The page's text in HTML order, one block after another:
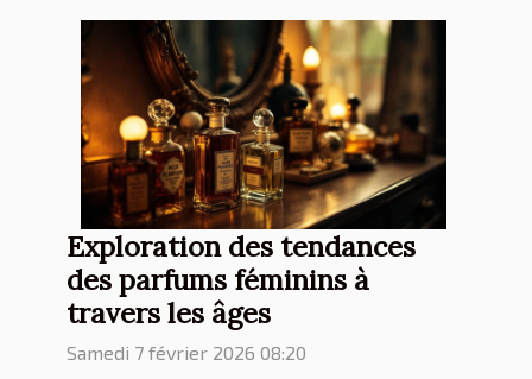
Exploration des tendances
des parfums féminins à
travers les âges
Samedi 7 février 2026 08:20